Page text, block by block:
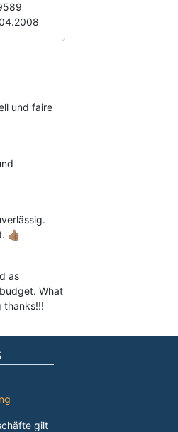
und faire
as
What
thanks!!!
gilt